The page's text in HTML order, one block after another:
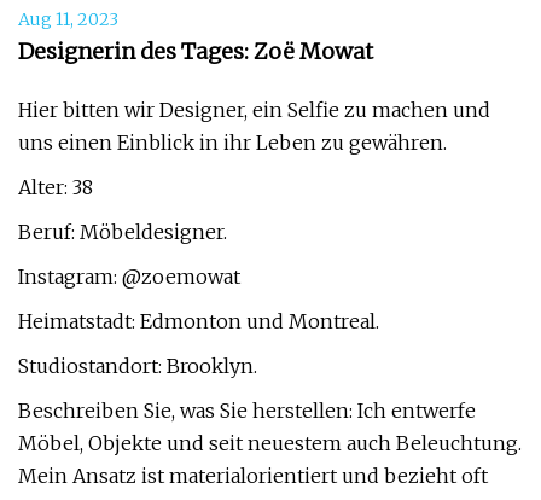
Aug 11, 2023
Designerin des Tages: Zoë Mowat
Hier bitten wir Designer, ein Selfie zu machen und
uns einen Einblick in ihr Leben zu gewähren.
Alter: 38
Beruf: Möbeldesigner.
Instagram: @zoemowat
Heimatstadt: Edmonton und Montreal.
Studiostandort: Brooklyn.
Beschreiben Sie, was Sie herstellen: Ich entwerfe
Möbel, Objekte und seit neuestem auch Beleuchtung.
Mein Ansatz ist materialorientiert und bezieht oft